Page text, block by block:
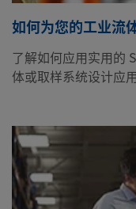
如何为您的工业流
了解如何应用实用的
体或取样系统设计应